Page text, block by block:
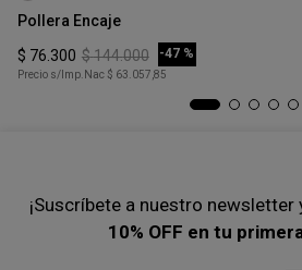
Pollera Encaje
$ 76 300 $144.000 -47 %
Precio s/Imp.Nac $ 63.057,85
¡Suscríbete a nuestro newsletter
10% OFF en tu